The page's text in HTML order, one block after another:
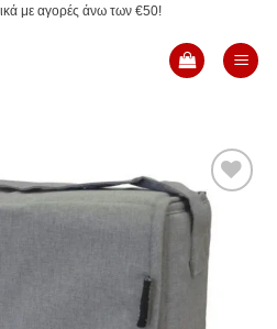
με αγορές άνω των €50!
Add to
Wishlist